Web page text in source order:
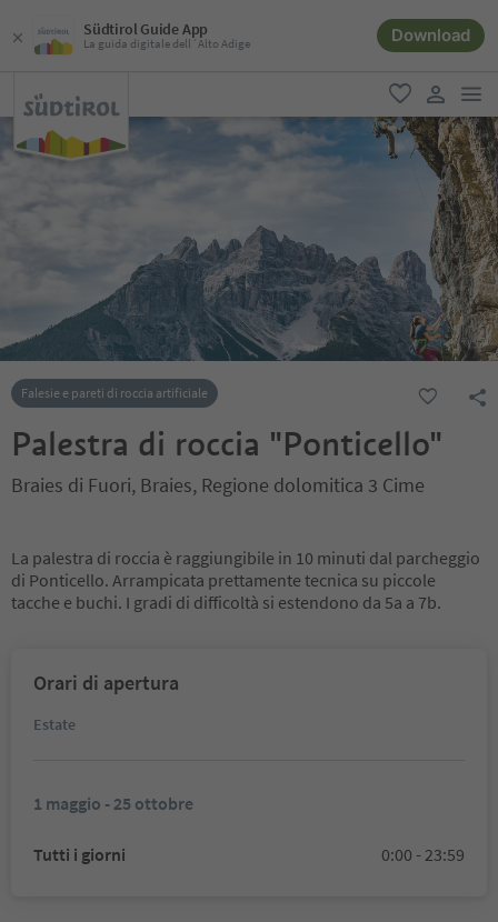
Südtirol Guide App
La guida digitale dell´Alto Adige Download
favoriti
user link
Falesie e pareti di roccia artificiale
Palestra di roccia "Ponticello"
Braies di Fuori, Braies, Regione dolomitica 3 Cime
La palestra di roccia è raggiungibile in 10 minuti dal parcheggio
di Ponticello. Arrampicata prettamente tecnica su piccole
tacche e buchi. I gradi di difficoltà si estendono da 5a a 7b.
Orari di apertura
Estate
1 maggio - 25 ottobre
Tutti i giorni 0:00 - 23:59